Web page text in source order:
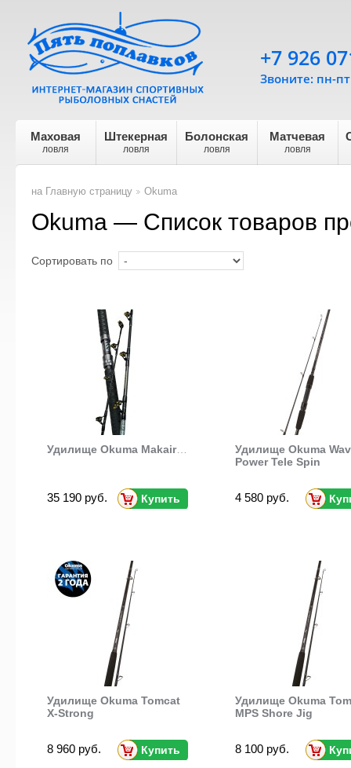
Маховая
ловля
Штекерная
ловля
Болонская
ловля
Матчевая
ловля
+7 926
Звоните: пн-
на Главную страницу
Okuma
Okuma — Список товаров
Сортировать по
Удилище Okuma Makaira Trolling Straight Butt
35 190 руб. Купить
Удилище Okuma
Power Tele Spin
4 580 руб.
Удилище Okuma Tomcat
X-Strong
8 960 руб. Купить
Удилище Okuma
MPS Shore Jig
8 100 руб.